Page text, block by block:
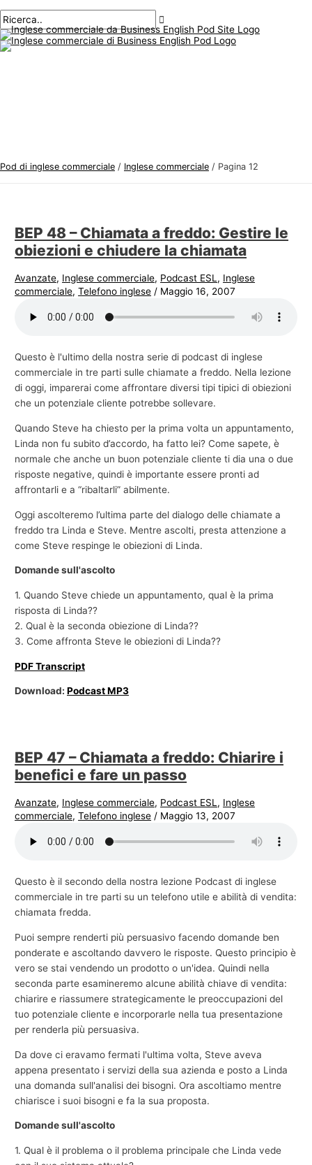
al
contenuto
principale
Pod di inglese commerciale / Inglese commerciale / Pagina 12
BEP 48 – Chiamata a freddo: Gestire le
obiezioni e chiudere la chiamata
Avanzate, Inglese commerciale, Podcast ESL , Inglese
commerciale,Telefono inglese / Maggio 16, 2007
Questo è l'ultimo della nostra serie di podcast di inglese
commerciale in tre parti sulle chiamate a freddo. Nella lezione
di oggi, imparerai come affrontare diversi tipi tipici di obiezioni
che un potenziale cliente potrebbe sollevare.
Quando Steve ha chiesto per la prima volta un appuntamento,
Linda non fu subito d’accordo, ha fatto lei? Come sapete, è
normale che anche un buon potenziale cliente ti dia una o due
risposte negative, quindi è importante essere pronti ad
affrontarli e a “ribaltarli” abilmente.
Oggi ascolteremo l’ultima parte del dialogo delle chiamate a
freddo tra Linda e Steve. Mentre ascolti, presta attenzione a
come Steve respinge le obiezioni di Linda.
Domande sull'ascolto
1. Quando Steve chiede un appuntamento, qual è la prima
risposta di Linda??
2. Qual è la seconda obiezione di Linda??
3. Come affronta Steve le obiezioni di Linda??
PDF Transcript
Download:Podcast MP3
BEP 47 – Chiamata a freddo: Chiarire i
benefici e fare un passo
Avanzate, Inglese commerciale, Podcast ESL , Inglese
commerciale,Telefono inglese / Maggio 13, 2007
Questo è il secondo della nostra lezione Podcast di inglese
commerciale in tre parti su un telefono utile e abilità di vendita:
chiamata fredda.
Puoi sempre renderti più persuasivo facendo domande ben
ponderate e ascoltando davvero le risposte. Questo principio è
vero se stai vendendo un prodotto o un'idea. Quindi nella
seconda parte esamineremo alcune abilità chiave di vendita:
chiarire e riassumere strategicamente le preoccupazioni del
tuo potenziale cliente e incorporarle nella tua presentazione
per renderla più persuasiva.
Da dove ci eravamo fermati l'ultima volta, Steve aveva
appena presentato i servizi della sua azienda e posto a Linda
una domanda sull'analisi dei bisogni. Ora ascoltiamo mentre
chiarisce i suoi bisogni e fa la sua proposta.
Domande sull'ascolto
1. Qual è il problema o il problema principale che Linda vede
A
r
g
n
g
e
m
m
e
r
c
i
l
e
C
e
r